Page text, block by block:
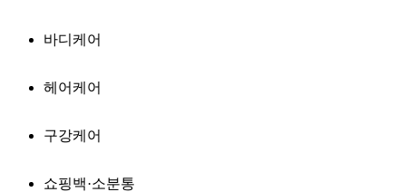
바디케어
헤어케어
구강케어
쇼핑백·소분통